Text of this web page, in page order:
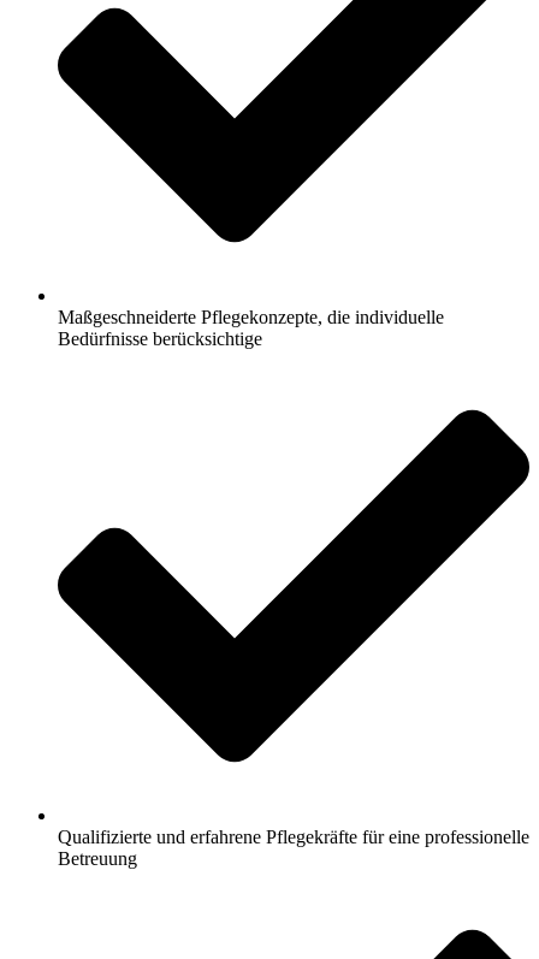
Maßgeschneiderte Pflegekonzepte, die individuelle
Bedürfnisse berücksichtige
Qualifizierte und erfahrene Pflegekräfte für eine professionelle
Betreuung